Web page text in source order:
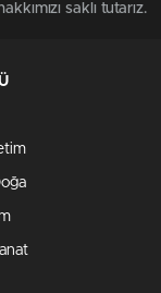
saklı tutarız.